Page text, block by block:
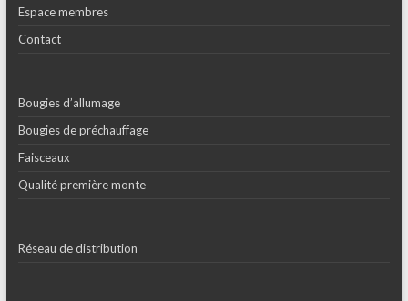
Espace membres
Contact
Bougies d’allumage
Bougies de préchauffage
Faisceaux
Qualité première monte
Réseau de distribution